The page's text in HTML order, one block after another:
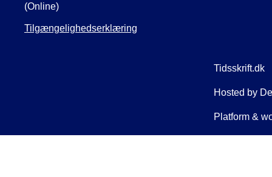
(Online)
Tilgængelighedserklæring